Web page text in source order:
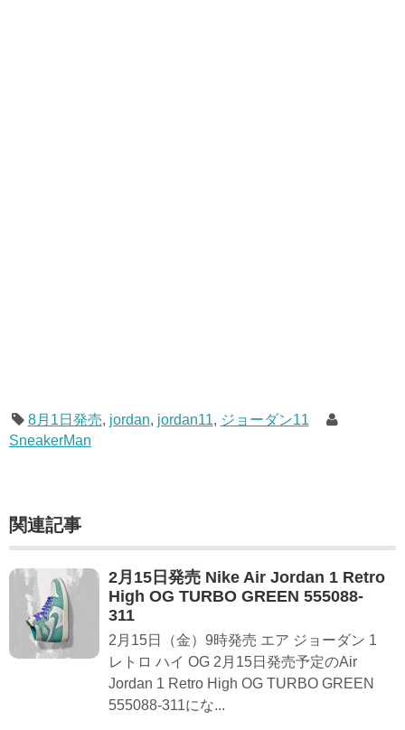
8月1日発売, jordan, jordan11, ジョーダン11
SneakerMan
関連記事
2月15日発売 Nike Air Jordan 1 Retro
High OG TURBO GREEN 555088-
311
2月15日（金）9時発売 エア ジョーダン 1
レトロ ハイ OG 2月15日発売予定のAir
Jordan 1 Retro High OG TURBO GREEN
555088-311にな...